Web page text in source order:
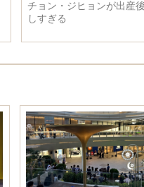
チョン・ジヒョンが出産
しすぎる